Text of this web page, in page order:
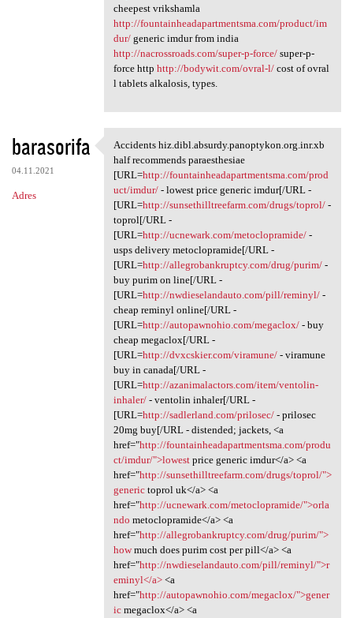
cheepest vrikshamla
http://fountainheadapartmentsma.com/product/im
dur/generic imdur from india
http://nacrossroads.com/super-p-force/super-p-
force http http://bodywit.com/ovral-l/cost of ovral
l tablets alkalosis, types.
barasorifa
04.11.2021
Adres
Accidents hiz.dibl.absurdy
Accidents hiz.dibl.absurdy.panoptykon.org.inr.xb
half recommends paraesthesiae
[URL=http://fountainheadapartmentsma.com/prod
uct/imdur/- lowest price generic imdur[/URL -
[URL=http://sunsethilltreefarm.com/drugs/toprol/-
toprol[/URL -
[URL=http://ucnewark.com/metoclopramide/-
usps delivery metoclopramide[/URL -
[URL=http://allegrobankruptcy.com/drug/purim/-
buy purim on line[/URL -
[URL=http://nwdieselandauto.com/pill/reminyl/-
cheap reminyl online[/URL -
[URL=http://autopawnohio.com/megaclox/- buy
cheap megaclox[/URL -
[URL=http://dvxcskier.com/viramune/- viramune
buy in canada[/URL -
[URL=http://azanimalactors.com/item/ventolin-
inhaler/- ventolin inhaler[/URL -
[URL=http://sadlerland.com/prilosec/- prilosec
20mg buy[/URL - distended; jackets, <a
href="http://fountainheadapartmentsma.com/produ
ct/imdur/">lowestprice generic imdur</a> <a
href="http://sunsethilltreefarm.com/drugs/toprol/">
generictoprol uk</a> <a
href="http://ucnewark.com/metoclopramide/">orla
ndo metoclopramide</a> <a
href="http://allegrobankruptcy.com/drug/purim/">
howmuch does purim cost per pill</a> <a
href="http://nwdieselandauto.com/pill/reminyl/">r
eminyl</a><a
href="http://autopawnohio.com/megaclox/">gener
icmegaclox</a> <a